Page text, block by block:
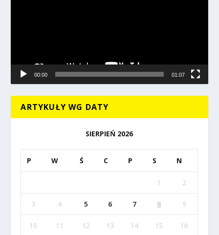
00:00 01:07
ARTYKUŁY WG DATY
SIERPIEŃ 2026
P W Ś C P S N
1 2
3 4 5 6 7 8 9
10 11 12 13 14 15 16